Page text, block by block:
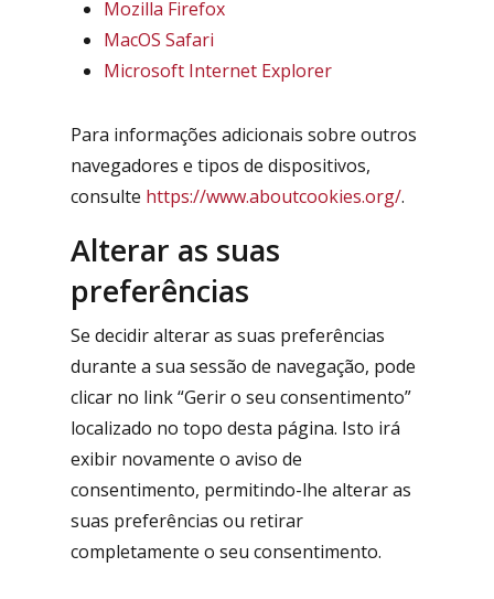
Mozilla Firefox
MacOS Safari
Microsoft Internet Explorer
Para informações adicionais sobre outros
navegadores e tipos de dispositivos,
consulte https://www.aboutcookies.org/.
Alterar as suas
preferências
Se decidir alterar as suas preferências
durante a sua sessão de navegação, pode
clicar no link “Gerir o seu consentimento”
localizado no topo desta página. Isto irá
exibir novamente o aviso de
consentimento, permitindo-lhe alterar as
suas preferências ou retirar
completamente o seu consentimento.